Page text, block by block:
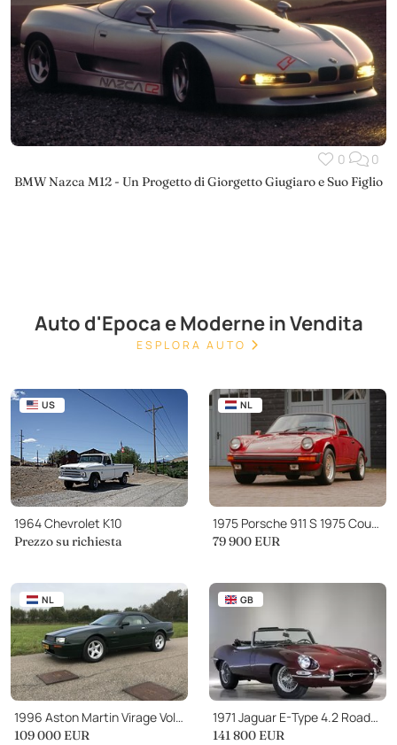
0 0
BMW Nazca M12 - Un Progetto di Giorgetto Giugiaro e Suo Figlio
Auto d'Epoca e Moderne in Vendita
ESPLORA AUTO
US
1964 Chevrolet K10
Prezzo su richiesta
NL
1975 Porsche 911 S 1975 Coupe PTS Malaga Red FULLY MATCHING
79 900 EUR
NL
1996 Aston Martin Virage Volante
109 000 EUR
GB
1971 Jaguar E-Type 4.2 Roadster Series 1.5
141 800 EUR